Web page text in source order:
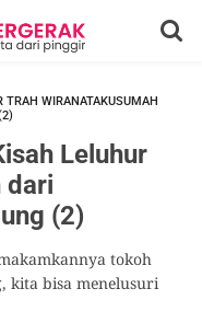
TRAH WIRANATAKUSUMAH
Leluhur
dari
(2)
tokoh
kita bisa menelusuri